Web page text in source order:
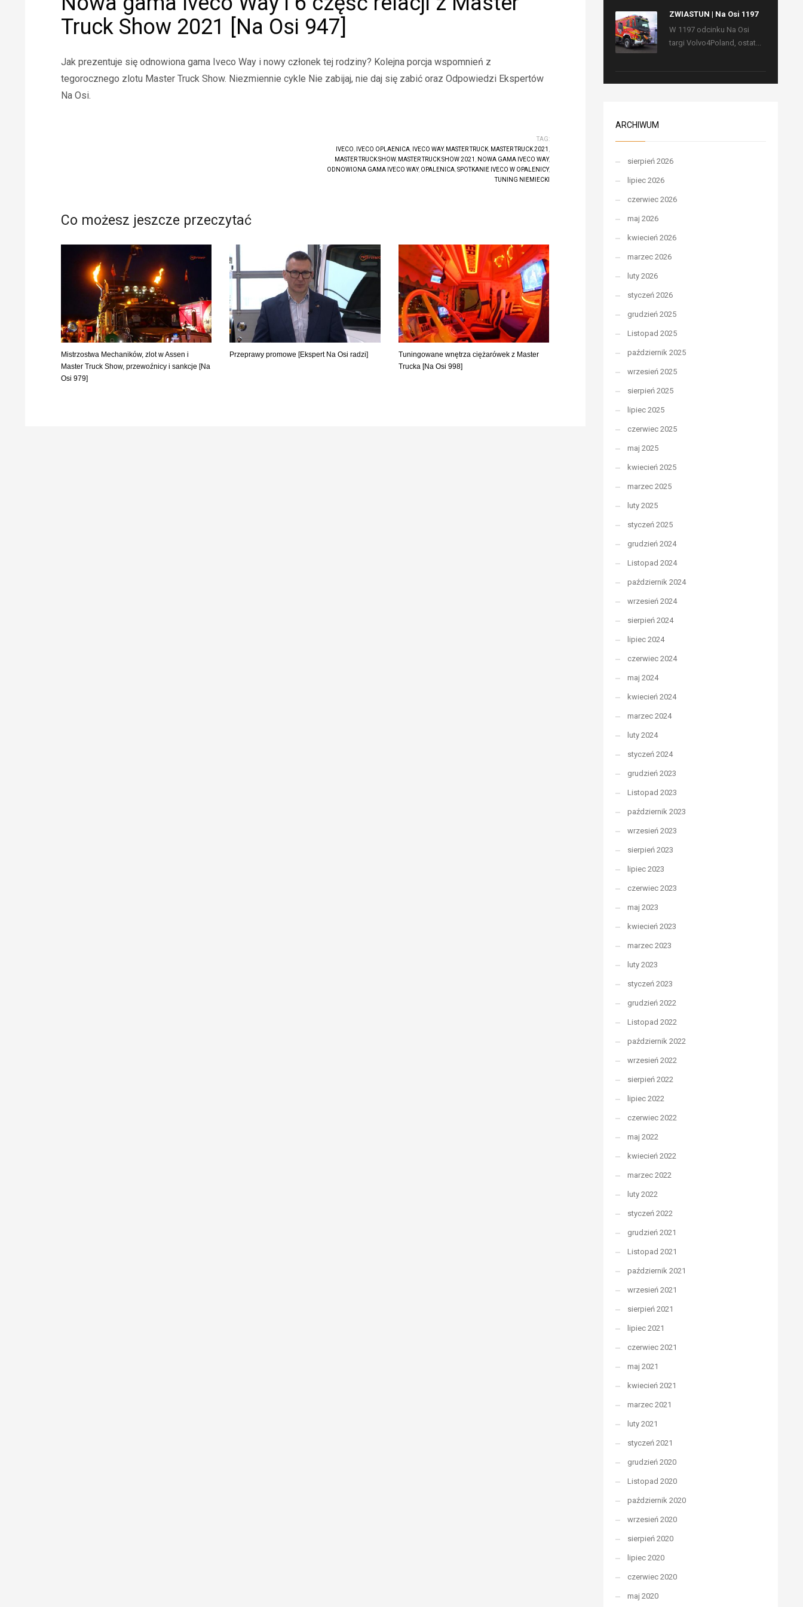
Truck Show 2021 [Na Osi 947]
Jak prezentuje się odnowiona gama Iveco Way i nowy członek tej rodziny? Kolejna porcja wspomnień z
tegorocznego zlotu Master Truck Show. Niezmiennie cykle Nie zabijaj, nie daj się zabić oraz Odpowiedzi Ekspertów
Na Osi.
TAG:
IVECO
IVECO OPLAENICA, IVECO WAY, MASTER TRUCK, MASTER TRUCK 2021
MASTER TRUCK SHOW, MASTER TRUCK SHOW 2021 NOWA GAMA IVECO WAY,
ODNOWIONA GAMA IVECO WAY, OPALENICA, SPOTKANIE IVECO W OPALENICY,
TUNING NIEMIECKI
Co możesz jeszcze przeczytać
Mistrzostwa Mechaników, zlot w Assen i
Master Truck Show, przewoźnicy i sankcje [Na
Osi 979]
Przeprawy promowe [Ekspert Na Osi radzi]
Tuningowane wnętrza ciężarówek z Master
Trucka [Na Osi 998]
ZWIASTUN | Na Osi 1197
W 1197 odcinku Na Osi
targi Volvo4Poland, ostat...
ARCHIWUM
sierpień 2026
lipiec 2026
czerwiec 2026
maj 2026
kwiecień 2026
marzec 2026
luty 2026
styczeń 2026
grudzień 2025
Listopad 2025
październik 2025
wrzesień 2025
sierpień 2025
lipiec 2025
czerwiec 2025
maj 2025
kwiecień 2025
marzec 2025
luty 2025
styczeń 2025
grudzień 2024
Listopad 2024
październik 2024
wrzesień 2024
sierpień 2024
lipiec 2024
czerwiec 2024
maj 2024
kwiecień 2024
marzec 2024
luty 2024
styczeń 2024
grudzień 2023
Listopad 2023
październik 2023
wrzesień 2023
sierpień 2023
lipiec 2023
czerwiec 2023
maj 2023
kwiecień 2023
marzec 2023
luty 2023
styczeń 2023
grudzień 2022
Listopad 2022
październik 2022
wrzesień 2022
sierpień 2022
lipiec 2022
czerwiec 2022
maj 2022
kwiecień 2022
marzec 2022
luty 2022
styczeń 2022
grudzień 2021
Listopad 2021
październik 2021
wrzesień 2021
sierpień 2021
lipiec 2021
czerwiec 2021
maj 2021
kwiecień 2021
marzec 2021
luty 2021
styczeń 2021
grudzień 2020
Listopad 2020
październik 2020
wrzesień 2020
sierpień 2020
lipiec 2020
czerwiec 2020
maj 2020